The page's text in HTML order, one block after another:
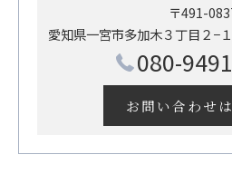
〒491-
愛知県一宮市多加木３丁目２−
080-
お問い合わせ